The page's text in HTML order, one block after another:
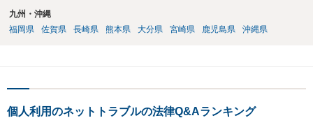
九州・沖縄
福岡県
佐賀県 長崎県 熊本県 大分県 宮崎県 鹿児島県 沖縄県
個人利用のネットトラブルの法律Q&Aランキング